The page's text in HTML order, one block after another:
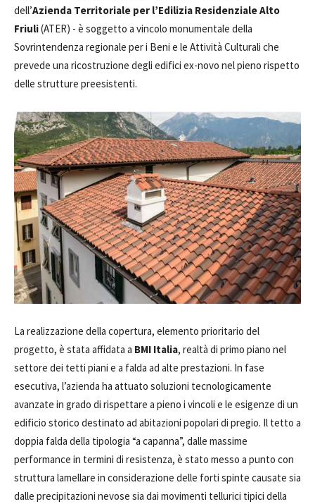
dell’Azienda Territoriale per l’Edilizia Residenziale Alto
Friuli(ATER) - è soggetto a vincolo monumentale della
Sovrintendenza regionale per i Beni e le Attività Culturali che
prevede una ricostruzione degli edifici ex-novo nel pieno rispetto
delle strutture preesistenti.
La realizzazione della copertura, elemento prioritario del
progetto, è stata affidata a BMI Italia, realtà di primo piano nel
settore dei tetti piani e a falda ad alte prestazioni. In fase
esecutiva, l’azienda ha attuato soluzioni tecnologicamente
avanzate in grado di rispettare a pieno i vincoli e le esigenze di un
edificio storico destinato ad abitazioni popolari di pregio. Il tetto a
doppia falda della tipologia “a capanna”, dalle massime
performance in termini di resistenza, è stato messo a punto con
struttura lamellare in considerazione delle forti spinte causate sia
dalle precipitazioni nevose sia dai movimenti tellurici tipici della